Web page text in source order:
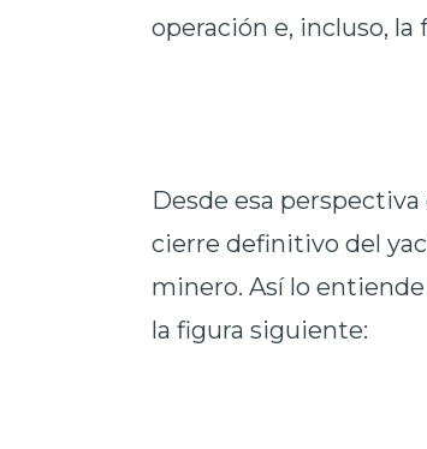
operación e, incluso,
Desde esa
cierre definitivo del
minero. Así lo
la figura siguiente: